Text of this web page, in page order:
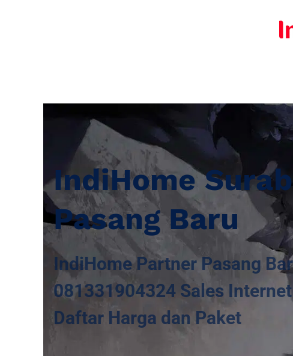
IndiHome
Pasang Baru
IndiHome Partner Pasang
081331904324 Sales
Daftar Harga dan Paket